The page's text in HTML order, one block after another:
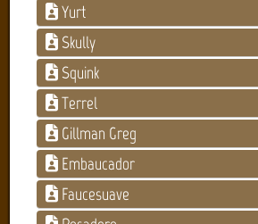
Yurt
Skully
Squink
Terrel
Gillman Greg
Embaucador
Faucesuave